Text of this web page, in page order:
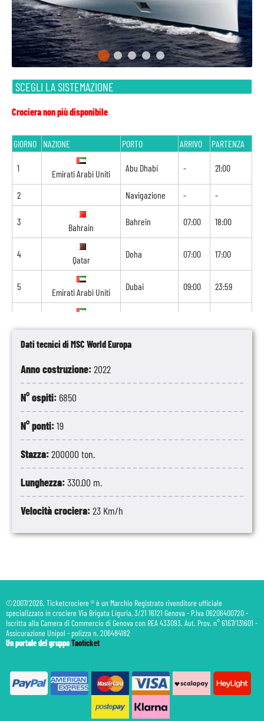
Dati tecnici di MSC World Europa
Anno costruzione:2022
N° ospiti: 6850
N° ponti:19
Stazza:200000 ton.
Lunghezza:330.00 m.
Velocità crociera:23 Km/h
SCEGLI LA SISTEMAZIONE
Crociera non più disponibile
GIORNO NAZIONE PORTO ARRIVO PARTENZA
1
Emirati Arabi Uniti
Abu Dhabi - 21:00
2 Navigazione - -
3
Bahrain
Bahrein 07:00 18:00
4
Qatar
Doha 07:00 17:00
5
Emirati Arabi Uniti
Dubai 09:00 23:59
Sir Bani Yas
8 Abu Dhabi 07:00 -
©2007/2026. Ticketcrociere ® è un Marchio Registrato rivenditore ufficiale
specializzato in crociere Via Brigata Liguria, 3/21 16121 Genova - P.Iva 06206400720 -
Iscritta alla Camera di Commercio di Genova con REA 433093. Aut. Prov. n° 6167/131601 -
Assicurazione Unipol - polizza n. 206484182
Un portale del gruppoTaoticket